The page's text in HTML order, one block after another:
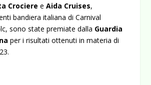
Crociere eAida Cruises,
bandiera italiana di Carnival
sono state premiate dalla Guardia
per i risultati ottenuti in materia di